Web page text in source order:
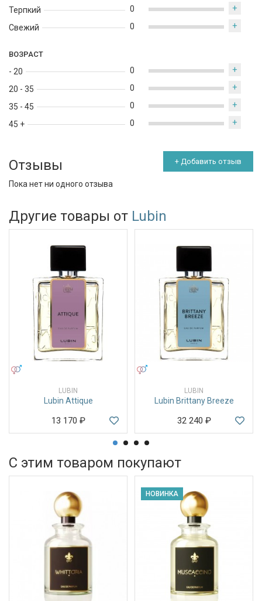
Терпкий
Свежий
0 +
0 +
ВОЗРАСТ
- 20
20 - 35
35 - 45
45 +
0 +
0 +
0 +
0 +
Отзывы + Добавить отзыв
Пока нет ни одного отзыва
Другие товары от Lubin
LUBIN
Lubin Attique
13 170 ₽
LUBIN
Lubin Brittany Breeze
32 240 ₽
С этим товаром покупают
НОВИНКА